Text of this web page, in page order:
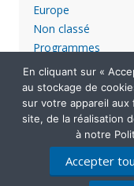
Europe
Non classé
Programmes
Mentions
En cliquant sur «
au stockage de
sur votre appareil aux
site, de la réalisation
à notre
Accepter